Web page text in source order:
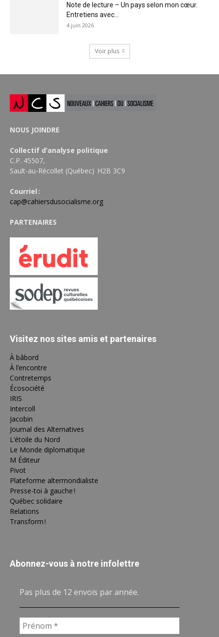
Note de lecture – Un pays selon mon cœur.
Entretiens avec...
4 juin 2026
Voir plus
NOUS JOINDRE
Collectif d’analyse politique
C.P. 45507,
Sault-au-Récollet (Québec) H2B 3C9
Courriel :
cap@cahiersdusocialisme.org
PARTENAIRES
Visitez nos sites amis et partenaires
À bâbord
À l’encontre
Contretemps
Écosociété
IRIS
Intercoll
Jacobin
Journal des Alternatives
L’étoile du Nord
Le Monde diplomatique
M Éditeur
Pivot
Plateforme altermondialiste
Presse-toi à gauche !
Québec solidaire
Relations
Transform !
Abonnez-vous à notre infolettre
Pas plus de 12 envois par année.